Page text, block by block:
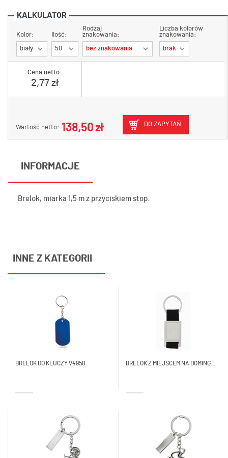
KALKULATOR
Cena netto:
2,77 zł
Wartość netto: 138,50 zł DO ZAPYTAŃ
Kolor:
biały
Ilość:
50
Rodzaj
znakowania:
bez znakowania
Liczba kolorów
znakowania:
brak
INFORMACJE
Brelok, miarka 1,5 m z przyciskiem stop.
INNE Z KATEGORII
BRELOK DO KLUCZY V4958 BRELOK Z MIEJSCEM NA DOMING...